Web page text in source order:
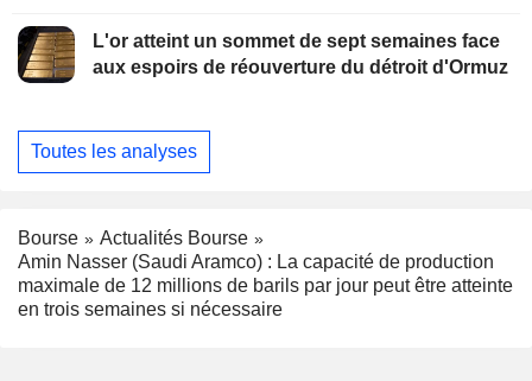
L'or atteint un sommet de sept semaines face
aux espoirs de réouverture du détroit d'Ormuz
Toutes les analyses
Bourse
Actualités Bourse
Amin Nasser (Saudi Aramco) : La capacité de production
maximale de 12 millions de barils par jour peut être atteinte
en trois semaines si nécessaire